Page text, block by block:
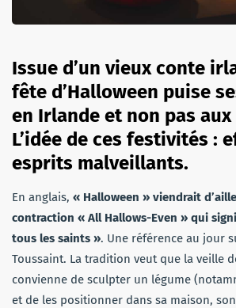
Issue d’un vieux conte
fête d’Halloween puise
en Irlande et non pas
L’idée de ces festivités :
esprits malveillants.
En anglais, « Halloween » viendrait
contraction « All Hallows-Even » qui
tous les saints ». Une référence au jour
Toussaint. La tradition veut que la veille
convienne de sculpter un légume
et de les positionner dans sa maison,